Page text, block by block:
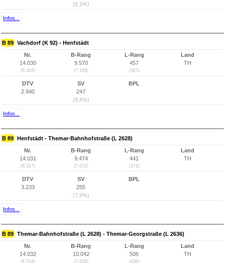
(8,1%)
Infos...
B 89 Vachdorf (K 92) - Henfstädt
Nr.
14.030
(8.316)
B-Rang
9.570
(7.168)
L-Rang
457
(387)
Land
TH
DTV
2.940
SV
247
(8,4%)
BPL
Infos...
B 89 Henfstädt - Themar-Bahnhofstraße (L 2628)
Nr.
14.031
(8.317)
B-Rang
9.474
(7.072)
L-Rang
441
(371)
Land
TH
DTV
3.233
SV
255
(7,9%)
BPL
Infos...
B 89 Themar-Bahnhofstraße (L 2628) - Themar-Georgstraße (L 2636)
Nr.
14.032
(8.318)
B-Rang
10.042
(7.638)
L-Rang
506
(436)
Land
TH